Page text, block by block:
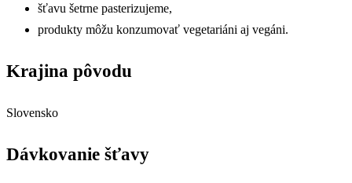
šťavu šetrne pasterizujeme,
produkty môžu konzumovať vegetariáni aj vegáni.
Krajina pôvodu
Slovensko
Dávkovanie šťavy